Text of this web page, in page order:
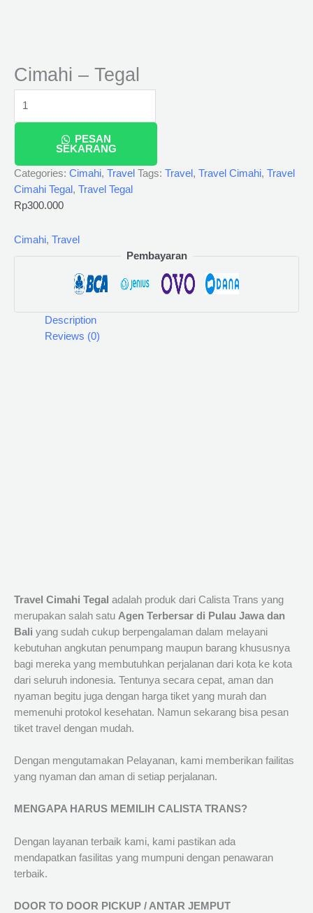
Cimahi – Tegal
PESAN
SEKARANG
Categories: Cimahi, Travel Tags: Travel , Travel Cimahi, Travel
Cimahi Tegal , Travel Tegal
Rp300.000
Cimahi, Travel
Pembayaran
Description
Reviews (0)
Travel Cimahi Tegal adalah produk dari Calista Trans yang
merupakan salah satu Agen Terbersar di Pulau Jawa dan
Bali yang sudah cukup berpengalaman dalam melayani
kebutuhan angkutan penumpang maupun barang khususnya
bagi mereka yang membutuhkan perjalanan dari kota ke kota
dari seluruh indonesia. Tentunya secara cepat, aman dan
nyaman begitu juga dengan harga tiket yang murah dan
memenuhi protokol kesehatan. Namun sekarang bisa pesan
tiket travel dengan mudah.
Dengan mengutamakan Pelayanan, kami memberikan failitas
yang nyaman dan aman di setiap perjalanan.
MENGAPA HARUS MEMILIH CALISTA TRANS?
Dengan layanan terbaik kami, kami pastikan ada
mendapatkan fasilitas yang mumpuni dengan penawaran
terbaik.
DOOR TO DOOR PICKUP / ANTAR JEMPUT